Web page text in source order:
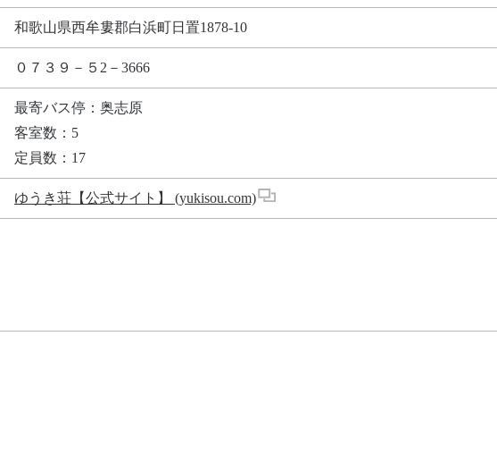
和歌山県西牟婁郡白浜町日置1878-10
０７３９－５2－3666
最寄バス停：奥志原
客室数：5
定員数：17
ゆうき荘【公式サイト】 (yukisou.com)